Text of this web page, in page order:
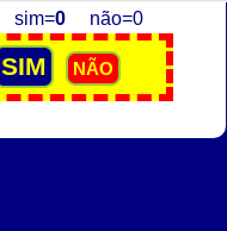
sim=0 não=0